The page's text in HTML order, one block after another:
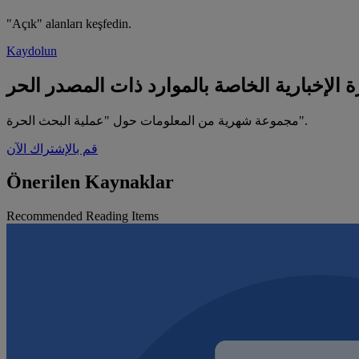
"Açık" alanları keşfedin.
Kaydolun
الإخبارية الخاصة بالموارد ذات المصدر الحر
مجموعة شهرية من المعلومات حول "عملية البحث الحرة".
قم بالإشتراك الآن
Önerilen Kaynaklar
Recommended Reading Items